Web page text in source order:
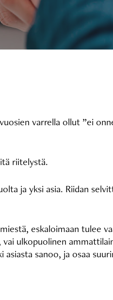
varrella ollut ”ei
riitelystä.
ja yksi asia. Riidan
eskaloimaan tulee
ulkopuolinen
sanoo, ja osaa